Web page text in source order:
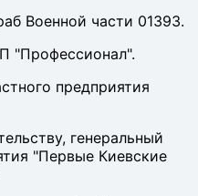
Военной части 01393.
"Профессионал".
предприятия
генеральный
"Первые Киевские